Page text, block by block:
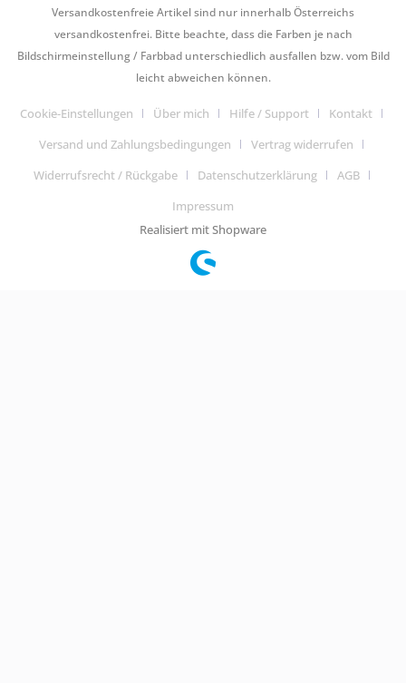
Versandkostenfreie Artikel sind nur innerhalb Österreichs
versandkostenfrei. Bitte beachte, dass die Farben je nach
Bildschirmeinstellung / Farbbad unterschiedlich ausfallen bzw. vom Bild
leicht abweichen können.
Cookie-Einstellungen Über mich Hilfe / Support
Kontakt
Versand und Zahlungsbedingungen
Vertrag widerrufen
Widerrufsrecht / Rückgabe
Datenschutzerklärung
AGB
Impressum
Realisiert mit Shopware